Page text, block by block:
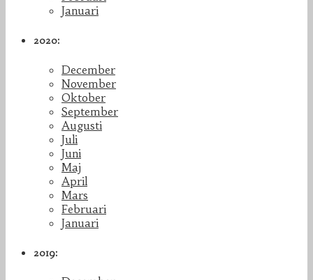
Januari
2020:
December
November
Oktober
September
Augusti
Juli
Juni
Maj
April
Mars
Februari
Januari
2019: